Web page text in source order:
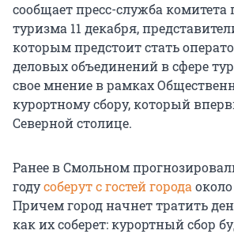
сообщает пресс-служба
туризма 11 декабря,
которым предстоит стать
деловых объединений в сфере
свое мнение в рамках
курортному сбору, который
Северной столице.
Ранее в Смольном
годусоберут с гостей города
Причем город начнет тратить
как их соберет: курортный сбор